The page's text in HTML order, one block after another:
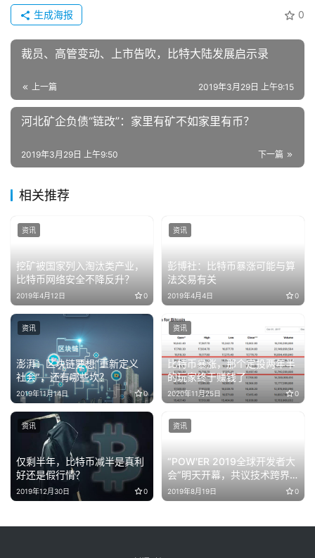
0
生成海报
裁员、高管变动、上市告吹，比特大陆发展启示录
上一篇 2019年3月29日 上午9:15
河北矿企负债“链改”：家里有矿不如家里有币？
下一篇
2019年3月29日 上午9:50
相关推荐
挖矿被国家列入淘汰类产业，
比特币网络安全不降反升？
2019年4月12日 0
资讯
彭博社：比特币暴涨可能与算
法交易有关
2019年4月4日 0
资讯
澎湃：区块链要想“重新定义
社会”，还有哪些坎？
2019年11月14日 0
资讯
比特币暴涨，那个定投两年半
的玩家终于赚钱了
2020年11月25日 0
资讯
仅剩半年，比特币减半是真利
好还是假行情？
2019年12月30日 0
资讯
“POW'ER 2019全球开发者大
会”明天开幕，共议技术跨界
融合，7大亮点抢先看
2019年8月19日 0
资讯